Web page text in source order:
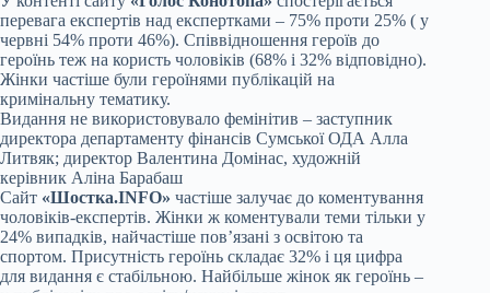
перевага експертів над експертками – 75% проти 25% ( у
червні 54% проти 46%). Співвідношення героїв до
героїнь теж на користь чоловіків (68% і 32% відповідно).
Жінки частіше були героїнями публікацій на
кримінальну тематику.
Видання не використовувало фемінітив – заступник
директора департаменту фінансів Сумської ОДА Алла
Литвяк; директор Валентина Домінас, художній
керівник Аліна Барабаш
Сайт «Шостка.INFO» частіше залучає до коментування
чоловіків-експертів. Жінки ж коментували теми тільки у
24% випадків, найчастіше пов’язані з освітою та
спортом. Присутність героїнь складає 32% і ця цифра
для видання є стабільною. Найбільше жінок як героїнь –